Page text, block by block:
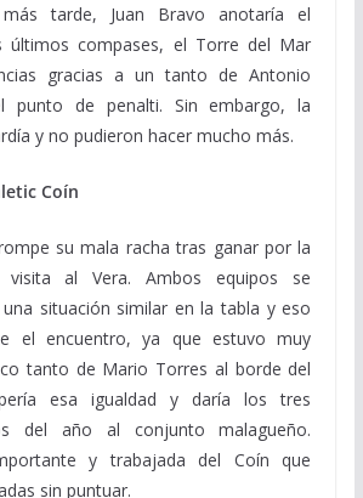
tarde, Juan Bravo anotaría el
últimos compases, el Torre del Mar
gracias a un tanto de Antonio
punto de penalti. Sin embargo, la
y no pudieron hacer mucho más.
Coín
su mala racha tras ganar por la
al Vera. Ambos equipos se
situación similar en la tabla y eso
el encuentro, ya que estuvo muy
tanto de Mario Torres al borde del
esa igualdad y daría los tres
del año al conjunto malagueño.
y trabajada del Coín que
sin puntuar.